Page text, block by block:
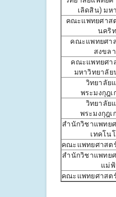
เลิดสิน) มห
คณะแพทยศาส
นคริ
คณะแพทยศา
สงขล
คณะแพทยศา
มหาวิทยาลั
วิทยาลัย
พระมงกุฎเ
วิทยาลัย
พระมงกุฎเ
สำนักวิชาแพทย
เทคโน
คณะแพทยศาสต
สำนักวิชาแพทย
แม่ฟ้
คณะแพทยศาสต